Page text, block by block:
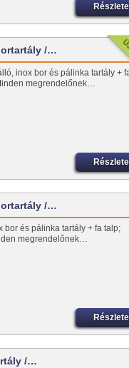
/…
inox bor és pálinka tartály +
megrendelőnek…
/…
bor és pálinka tartály + fa talp;
megrendelőnek…
/…